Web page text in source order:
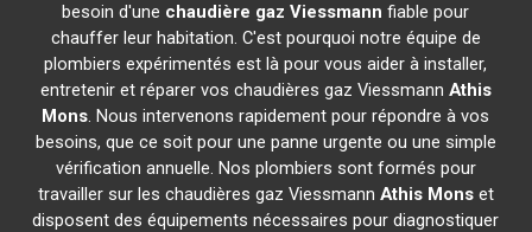
besoin d'une chaudière gaz Viessmann fiable pour
chauffer leur habitation. C'est pourquoi notre équipe de
plombiers expérimentés est là pour vous aider à installer,
entretenir et réparer vos chaudières gaz Viessmann Athis
Mons. Nous intervenons rapidement pour répondre à vos
besoins, que ce soit pour une panne urgente ou une simple
vérification annuelle. Nos plombiers sont formés pour
travailler sur les chaudières gaz Viessmann Athis Monset
disposent des équipements nécessaires pour diagnostiquer